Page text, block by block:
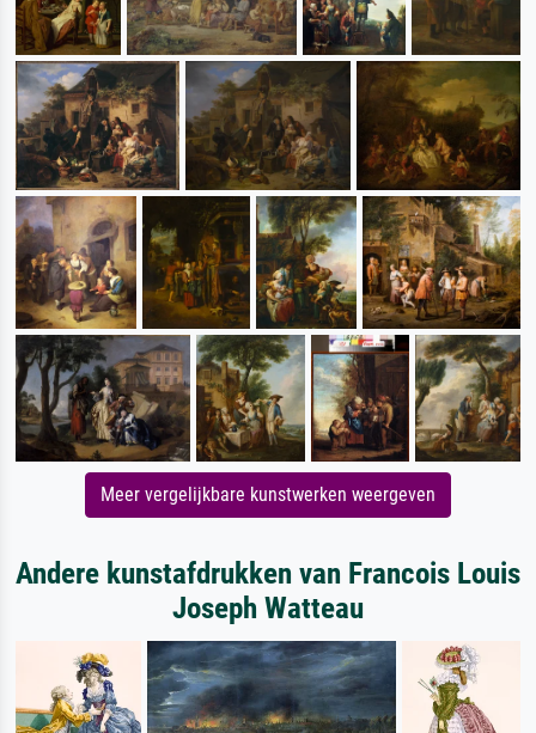
Meer vergelijkbare kunstwerken weergeven
Andere kunstafdrukken van Francois Louis
Joseph Watteau